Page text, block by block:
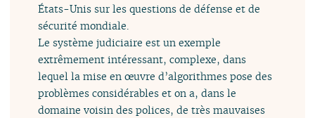
États-Unis sur les questions de défense et de
sécurité mondiale.
Le système judiciaire est un exemple
extrêmement intéressant, complexe, dans
lequel la mise en œuvre d’algorithmes pose des
problèmes considérables et on a, dans le
domaine voisin des polices, de très mauvaises